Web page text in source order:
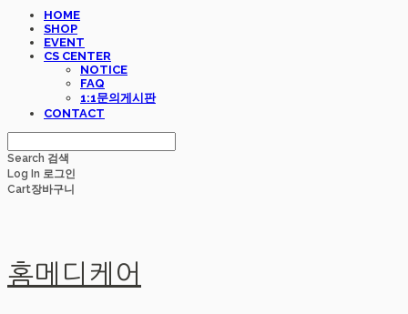
HOME
SHOP
EVENT
CS CENTER
NOTICE
FAQ
1:1문의게시판
CONTACT
Search 검색
Log In 로그인
Cart장바구니
홈메디케어